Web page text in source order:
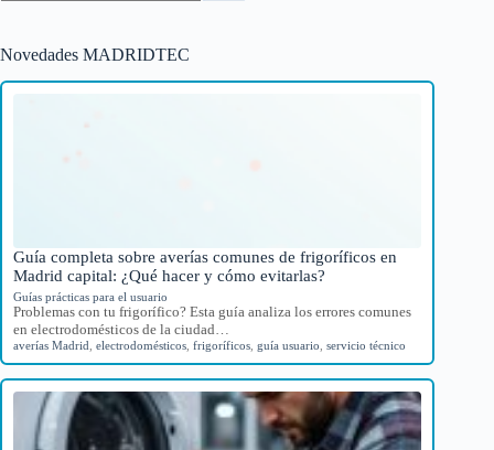
Novedades MADRIDTEC
Guía completa sobre averías comunes de frigoríficos en
Madrid capital: ¿Qué hacer y cómo evitarlas?
Guías prácticas para el usuario
Problemas con tu frigorífico? Esta guía analiza los errores comunes
en electrodomésticos de la ciudad…
averías Madrid electrodomésticos frigoríficos guía usuario servicio técnico